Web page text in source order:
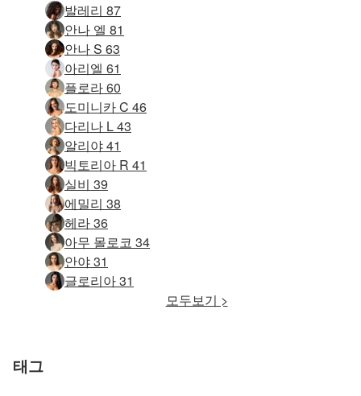
발레리 87
안나 엘 81
안나 S 63
아리엘 61
플로라 60
도미니카 C 46
다리나 L 43
알리야 41
빅토리아 R 41
실비 39
에밀리 38
헤라 36
아무 몰로코 34
안야 31
글로리아 31
모두보기 >
태그